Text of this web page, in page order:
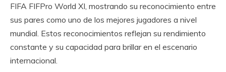
FIFA FIFPro World XI, mostrando su reconocimiento entre
sus pares como uno de los mejores jugadores a nivel
mundial. Estos reconocimientos reflejan su rendimiento
constante y su capacidad para brillar en el escenario
internacional.